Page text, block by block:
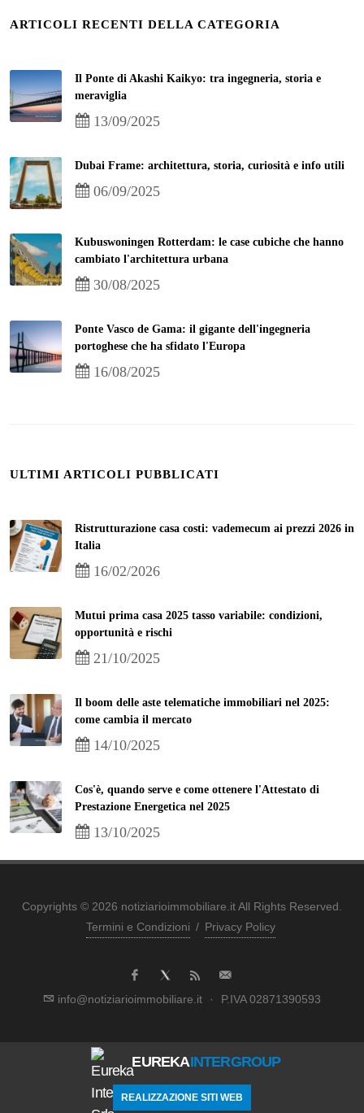
ARTICOLI RECENTI DELLA CATEGORIA
Il Ponte di Akashi Kaikyo: tra ingegneria, storia e
meraviglia
13/09/2025
Dubai Frame: architettura, storia, curiosità e info utili
06/09/2025
Kubuswoningen Rotterdam: le case cubiche che hanno
cambiato l'architettura urbana
30/08/2025
Ponte Vasco de Gama: il gigante dell'ingegneria
portoghese che ha sfidato l'Europa
16/08/2025
ULTIMI ARTICOLI PUBBLICATI
Ristrutturazione casa costi: vademecum ai prezzi 2026 in
Italia
16/02/2026
Mutui prima casa 2025 tasso variabile: condizioni,
opportunità e rischi
21/10/2025
Il boom delle aste telematiche immobiliari nel 2025:
come cambia il mercato
14/10/2025
Cos'è, quando serve e come ottenere l'Attestato di
Prestazione Energetica nel 2025
13/10/2025
Copyrights © 2026 notiziarioimmobiliare.it All Rights Reserved.
Termini e Condizioni / Privacy Policy
info@notiziarioimmobiliare.it · P.IVA 02871390593
EUREKAINTERGROUP
REALIZZAZIONE SITI WEB